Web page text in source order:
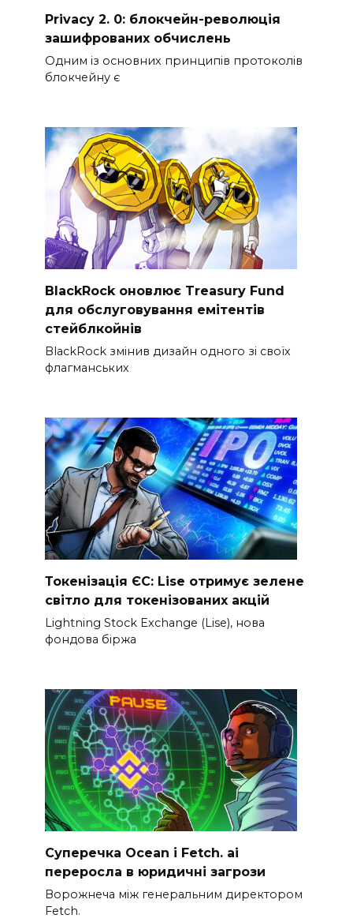
Privacy 2. 0: блокчейн-революція
зашифрованих обчислень
Одним із основних принципів протоколів
блокчейну є
BlackRock оновлює Treasury Fund
для обслуговування емітентів
стейблкойнів
BlackRock змінив дизайн одного зі своїх
флагманських
Токенізація ЄС: Lise отримує зелене
світло для токенізованих акцій
Lightning Stock Exchange (Lise), нова
фондова біржа
Суперечка Ocean і Fetch. ai
переросла в юридичні загрози
Ворожнеча між генеральним директором
Fetch.